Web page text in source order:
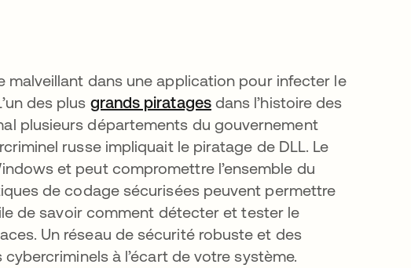
malveillant dans une application pour infecter le
des plus grands piratagess’ouvre dans un nouvel
dans l’histoire des
plusieurs départements du gouvernement
russe impliquait le piratage de DLL. Le
et peut compromettre l’ensemble du
de codage sécurisées peuvent permettre
de savoir comment détecter et tester le
Un réseau de sécurité robuste et des
à l’écart de votre système.